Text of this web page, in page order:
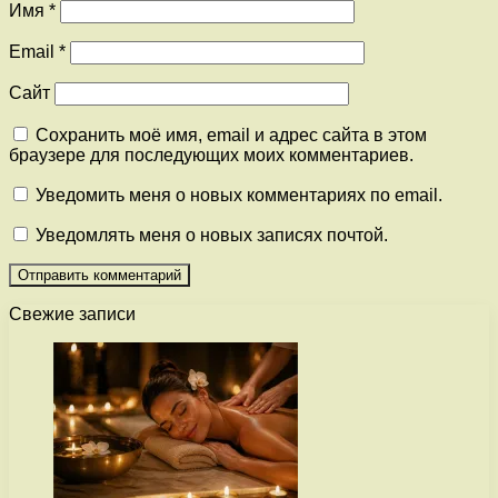
Имя *
Email *
Сайт
Сохранить моё имя, email и адрес сайта в этом
браузере для последующих моих комментариев.
Уведомить меня о новых комментариях по email.
Уведомлять меня о новых записях почтой.
Свежие записи